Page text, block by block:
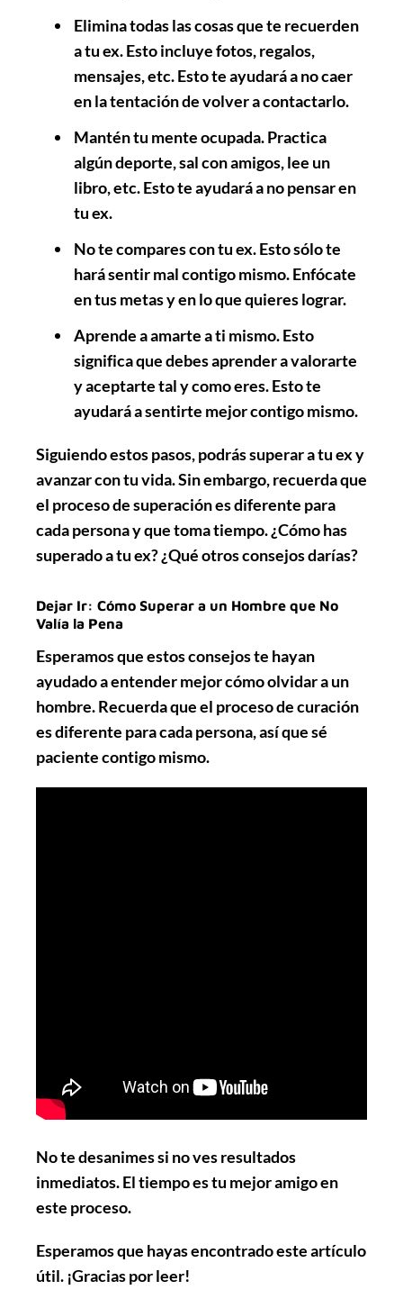
Elimina todas las cosas que te recuerden
a tu ex. Esto incluye fotos, regalos,
mensajes, etc. Esto te ayudará a no caer
en la tentación de volver a contactarlo.
Mantén tu mente ocupada. Practica
algún deporte, sal con amigos, lee un
libro, etc. Esto te ayudará a no pensar en
tu ex.
No te compares con tu ex. Esto sólo te
hará sentir mal contigo mismo. Enfócate
en tus metas y en lo que quieres lograr.
Aprende a amarte a ti mismo. Esto
significa que debes aprender a valorarte
y aceptarte tal y como eres. Esto te
ayudará a sentirte mejor contigo mismo.
Siguiendo estos pasos, podrás superar a tu ex y
avanzar con tu vida. Sin embargo, recuerda que
el proceso de superación es diferente para
cada persona y que toma tiempo. ¿Cómo has
superado a tu ex? ¿Qué otros consejos darías?
Dejar Ir: Cómo Superar a un Hombre que No
Valía la Pena
Esperamos que estos consejos te hayan
ayudado a entender mejor cómo olvidar a un
hombre. Recuerda que el proceso de curación
es diferente para cada persona, así que sé
paciente contigo mismo.
No te desanimes si no ves resultados
inmediatos. El tiempo es tu mejor amigo en
este proceso.
Esperamos que hayas encontrado este artículo
útil. ¡Gracias por leer!